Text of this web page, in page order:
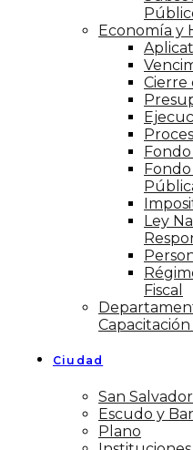
Economía y
Cierre
Ley
Fiscal
Ciudad
San Salvador
Escudo y
Plano